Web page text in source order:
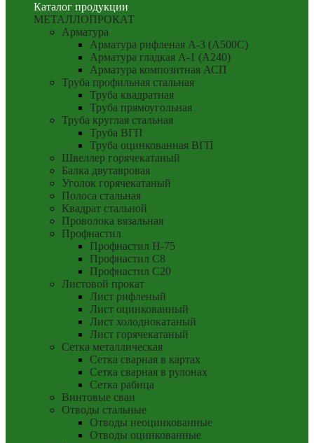
Каталог продукции
МЕТАЛЛОПРОКАТ
Арматура
Арматура рифленая А-3 (А500С)
Арматура гладкая А-1 (А240)
Арматура композитная АСП
Труба профильная стальная
Труба квадратная
Труба прямоугольная
Труба круглая стальная
Труба ВГП
Труба оцинкованная ВГП
Швеллер горячекатаный
Балка двутавровая
Уголок горячекатаный
Полоса стальная
Квадрат стальной
Проволока вязальная
Профнастил
Профнастил Н-75
Профнастил С8
Профнастил С20
Листовой прокат
Лист рифленый
Лист оцинкованный
Лист холоднокатаный
Лист горячекатаный
Сетка металлическая
Сетка сварная в картах
Сетка сварная в рулонах
Сетка рабица
Винтовые сваи
Отводы стальные
Отводы неоцинкованные
Отводы оцинкованные